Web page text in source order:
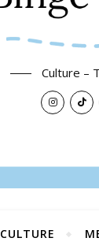
Culture –
CULTURE